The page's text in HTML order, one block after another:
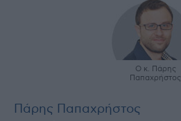
Ο κ. Πάρης
Παπαχρήστος
Πάρης Παπαχρήστος